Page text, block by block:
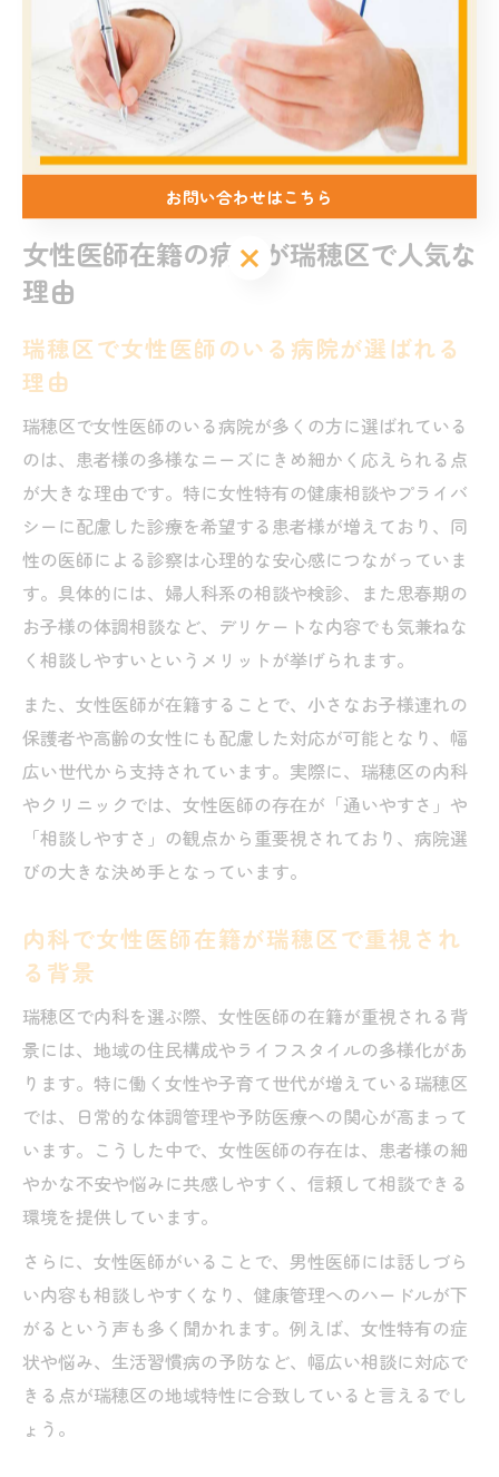
かを見極めることで、安心して長く通える内科病院を選
ぶことができます。公式情報だけでなく、実際の利用者
の声も参考にしながら、自分や家族に最適な医療機関を
探していきましょう。
女性医師在籍の病院が瑞穂区で人気な
理由
瑞穂区で女性医師のいる病院が選ばれる
理由
瑞穂区で女性医師のいる病院が多くの方に選ばれている
のは、患者様の多様なニーズにきめ細かく応えられる点
が大きな理由です。特に女性特有の健康相談やプライバ
シーに配慮した診療を希望する患者様が増えており、同
性の医師による診察は心理的な安心感につながっていま
す。具体的には、婦人科系の相談や検診、また思春期の
お子様の体調相談など、デリケートな内容でも気兼ねな
く相談しやすいというメリットが挙げられます。
また、女性医師が在籍することで、小さなお子様連れの
保護者や高齢の女性にも配慮した対応が可能となり、幅
広い世代から支持されています。実際に、瑞穂区の内科
やクリニックでは、女性医師の存在が「通いやすさ」や
「相談しやすさ」の観点から重要視されており、病院選
びの大きな決め手となっています。
内科で女性医師在籍が瑞穂区で重視され
る背景
瑞穂区で内科を選ぶ際、女性医師の在籍が重視される背
景には、地域の住民構成やライフスタイルの多様化があ
ります。特に働く女性や子育て世代が増えている瑞穂区
では、日常的な体調管理や予防医療への関心が高まって
います。こうした中で、女性医師の存在は、患者様の細
やかな不安や悩みに共感しやすく、信頼して相談できる
環境を提供しています。
さらに、女性医師がいることで、男性医師には話しづら
い内容も相談しやすくなり、健康管理へのハードルが下
がるという声も多く聞かれます。例えば、女性特有の症
状や悩み、生活習慣病の予防など、幅広い相談に対応で
きる点が瑞穂区の地域特性に合致していると言えるでし
ょう。
お問い合わせはこちら